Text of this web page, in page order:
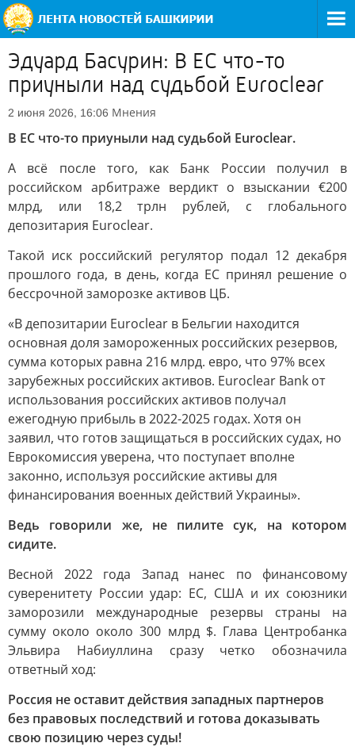
Эдуард Басурин: В ЕС что-то
приуныли над судьбой Euroclear
2 июня 2026, 16:06 Мнения
В ЕС что-то приуныли над судьбой Euroclear.
А всё после того, как Банк России получил в
российском арбитраже вердикт о взыскании €200
млрд, или 18,2 трлн рублей, с глобального
депозитария Euroclear.
Такой иск российский регулятор подал 12 декабря
прошлого года, в день, когда ЕС принял решение о
бессрочной заморозке активов ЦБ.
«В депозитарии Euroclear в Бельгии находится
основная доля замороженных российских резервов,
сумма которых равна 216 млрд. евро, что 97% всех
зарубежных российских активов. Euroclear Bank от
использования российских активов получал
ежегодную прибыль в 2022-2025 годах. Хотя он
заявил, что готов защищаться в российских судах, но
Еврокомиссия уверена, что поступает вполне
законно, используя российские активы для
финансирования военных действий Украины».
Ведь говорили же, не пилите сук, на котором
сидите.
Весной 2022 года Запад нанес по финансовому
суверенитету России удар: ЕС, США и их союзники
заморозили международные резервы страны на
сумму около около 300 млрд $. Глава Центробанка
Эльвира Набиуллина сразу четко обозначила
ответный ход:
Россия не оставит действия западных партнеров
без правовых последствий и готова доказывать
свою позицию через суды!